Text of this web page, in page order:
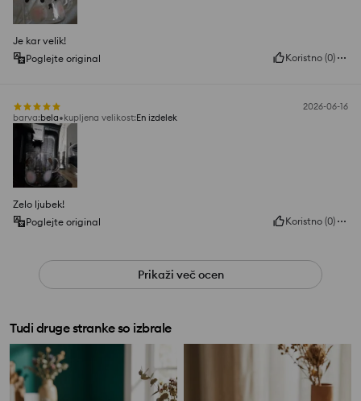
Je kar velik!
Poglejte original
Koristno (0)
2026-06-16
barva:bela kupljena velikost:En izdelek
Zelo ljubek!
Poglejte original
Koristno (0)
Prikaži več ocen
Tudi druge stranke so izbrale